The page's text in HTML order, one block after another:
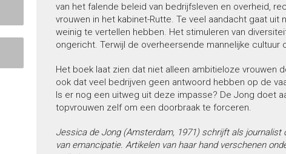
van het falende beleid van bedrijfsleven en overheid,
vrouwen in het kabinet-Rutte. Te veel aandacht gaat uit
weinig te vertellen hebben. Het stimuleren van
ongericht. Terwijl de overheersende mannelijke cultuur
Het boek laat zien dat niet alleen ambitieloze vrouwen
ook dat veel bedrijven geen antwoord hebben op de
Is er nog een uitweg uit deze impasse? De Jong doet
topvrouwen zelf om een doorbraak te forceren.
Jessica de Jong (Amsterdam, 1971) schrijft als journalist
van emancipatie. Artikelen van haar hand verschenen